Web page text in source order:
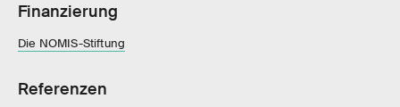
Finanzierung
Die NOMIS-Stiftung
Referenzen